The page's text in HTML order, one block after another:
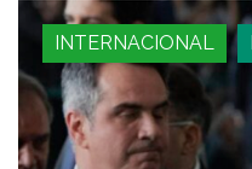
INTERNACIONAL